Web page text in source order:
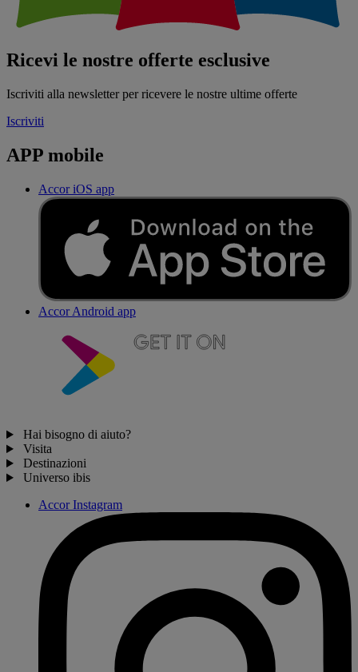
Ricevi le nostre offerte esclusive
Iscriviti alla newsletter per ricevere le nostre ultime offerte
Iscriviti
APP mobile
Accor iOS app
Accor Android app
Hai bisogno di aiuto?
Visita
Destinazioni
Universo ibis
Accor Instagram